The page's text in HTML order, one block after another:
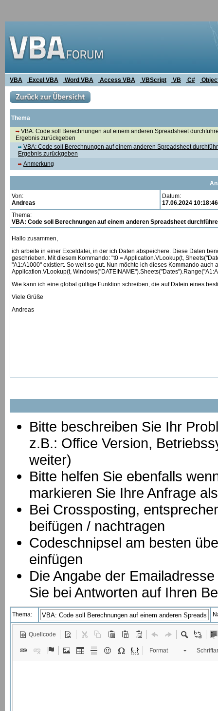
VBA Excel VBA Word VBA Access VBA VBScript VB C#
Thema
VBA: Code soll Berechnungen auf einem anderen Spreadsheet
Ergebnis zurückgeben
VBA: Code soll Berechnungen auf einem anderen Spreadsheet
Ergebnis zurückgeben
Anmerkung
Von:
Andreas
Datum:
17.06.2024 10:18:46
Thema:
VBA: Code soll Berechnungen auf einem anderen Spreadsheet
Hallo zusammen,
ich arbeite in einer Exceldatei, in der ich Daten abspeichere. Diese Daten
geschrieben. Mit diesem Kommando: "t0 = Application.VLookup(t,
"A1:A1000" existiert. So weit so gut. Nun möchte ich dieses Kommando
Application.VLookup(t,
Wie kann ich eine global gültige Funktion schreiben, die auf Datein eines
Viele Grüße
Andreas
Bitte beschreiben Sie Ihr
z.B.: Office Version,
weiter)
Bitte helfen Sie ebenfalls
markieren Sie Ihre Anfrage
Bei Crossposting,
beifügen / nachtragen
Codeschnipsel am besten
einfügen
Die Angabe der
Sie bei Antworten auf Ihren
Thema:
Quellcode
Format